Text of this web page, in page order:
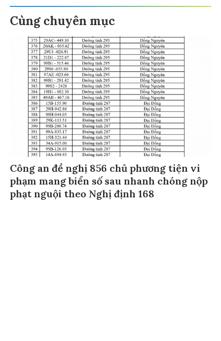
Cùng chuyên mục
Công an đề nghị 856 chủ phương tiện vi
phạm mang biển số sau nhanh chóng nộp
phạt nguội theo Nghị định 168